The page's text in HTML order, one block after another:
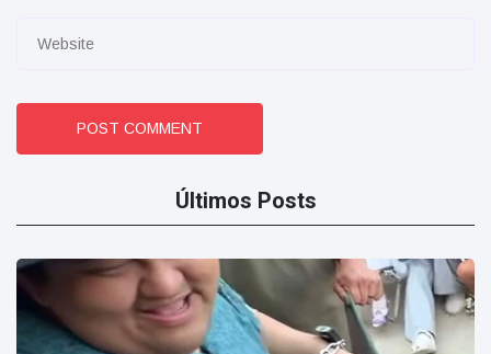
POST COMMENT
Últimos Posts